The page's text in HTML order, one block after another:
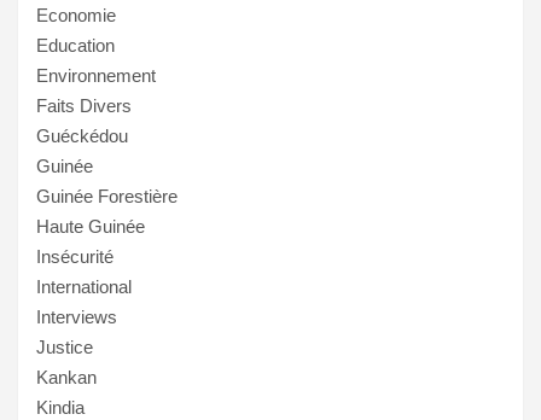
Economie
Education
Environnement
Faits Divers
Guéckédou
Guinée
Guinée Forestière
Haute Guinée
Insécurité
International
Interviews
Justice
Kankan
Kindia